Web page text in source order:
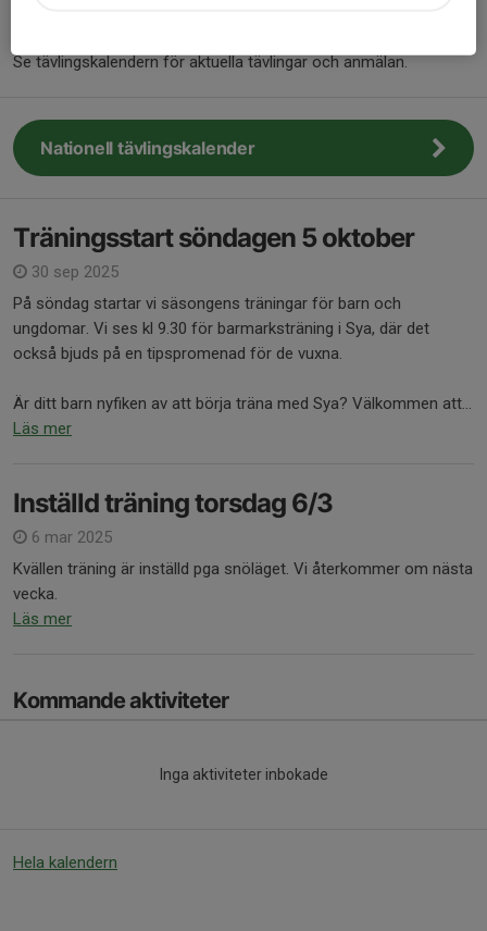
Se tävlingskalendern för aktuella tävlingar och anmälan.
Nationell tävlingskalender
Träningsstart söndagen 5 oktober
30 sep 2025
På söndag startar vi säsongens träningar för barn och
ungdomar. Vi ses kl 9.30 för barmarksträning i Sya, där det
också bjuds på en tipspromenad för de vuxna.
Är ditt barn nyfiken av att börja träna med Sya? Välkommen att...
Läs mer
Inställd träning torsdag 6/3
6 mar 2025
Kvällen träning är inställd pga snöläget. Vi återkommer om nästa
vecka.
Läs mer
Kommande aktiviteter
Inga aktiviteter inbokade
Hela kalendern